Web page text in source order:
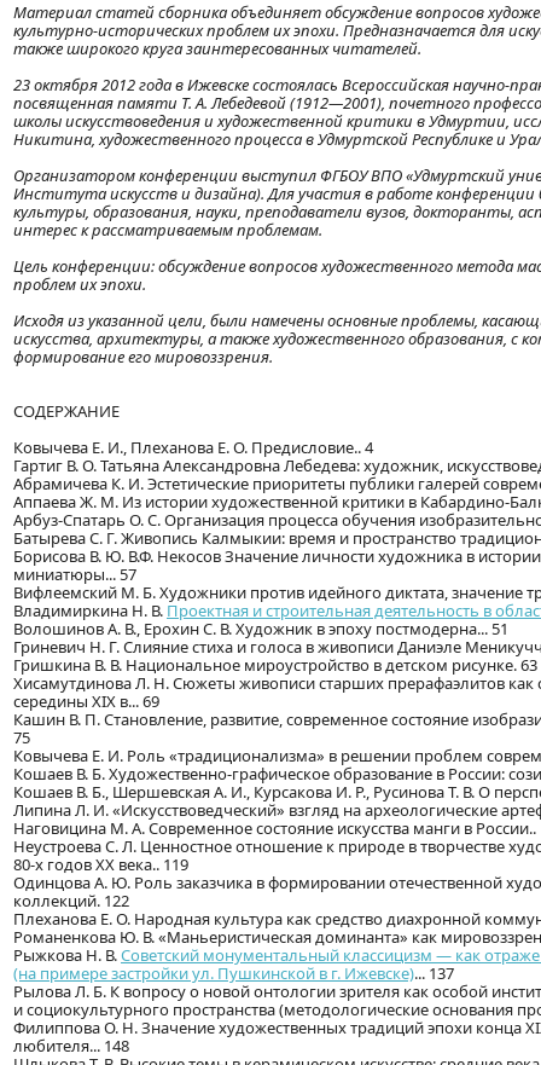
Материал статей сборника объединяет обсуждение вопросов
культурно-исторических проблем их эпохи. Предназначается для
также широкого круга заинтересованных читателей.
23 октября 2012 года в Ижевске состоялась Всероссийская научно-
посвященная памяти Т. А. Лебедевой (1912—2001), почетного
школы искусствоведения и художественной критики в Удмуртии,
Никитина, художественного процесса в Удмуртской Республике и
Организатором конференции выступил ФГБОУ ВПО «Удмуртский
Института искусств и дизайна). Для участия в работе
культуры, образования, науки, преподаватели вузов,
интерес к рассматриваемым проблемам.
Цель конференции: обсуждение вопросов художественного метода
проблем их эпохи.
Исходя из указанной цели, были намечены основные проблемы,
искусства, архитектуры, а также художественного образования, с
формирование его мировоззрения.
СОДЕРЖАНИЕ
Ковычева Е. И., Плеханова Е. О. Предисловие.. 4
Гартиг В. О. Татьяна Александровна Лебедева: художник,
Абрамичева К. И. Эстетические приоритеты публики галерей
Аппаева Ж. М. Из истории художественной критики в Кабардино-
Арбуз-Спатарь О. С. Организация процесса обучения
Батырева С. Г. Живопись Калмыкии: время и пространство
Борисова В. Ю. В.Ф. Некосов Значение личности художника в
миниатюры... 57
Вифлеемский М. Б. Художники против идейного диктата, значение
Владимиркина Н. В. Проектная и строительная деятельность в
Волошинов А. В., Ерохин С. В. Художник в эпоху постмодерна... 51
Гриневич Н. Г. Слияние стиха и голоса в живописи Даниэле
Гришкина В. В. Национальное мироустройство в детском рисунке. 63
Хисамутдинова Л. Н. Сюжеты живописи старших прерафаэлитов
середины XIX в... 69
Кашин В. П. Становление, развитие, современное состояние
75
Ковычева Е. И. Роль «традиционализма» в решении проблем
Кошаев В. Б. Художественно-графическое образование в России:
Кошаев В. Б., Шершевская А. И., Курсакова И. Р., Русинова Т. В. О
Липина Л. И. «Искусствоведческий» взгляд на археологические
Наговицина М. А. Современное состояние искусства манги в России..
Неустроева С. Л. Ценностное отношение к природе в творчестве
80-х годов ХХ века.. 119
Одинцова А. Ю. Роль заказчика в формировании отечественной
коллекций. 122
Плеханова Е. О. Народная культура как средство диахронной
Романенкова Ю. В. «Маньеристическая доминанта» как
Рыжкова Н. В.Советский монументальный классицизм — как
(на примере застройки ул. Пушкинской в г. Ижевске)... 137
Рылова Л. Б. К вопросу о новой онтологии зрителя как особой
и социокультурного пространства (методологические основания
Филиппова О. Н. Значение художественных традиций эпохи конца
любителя... 148